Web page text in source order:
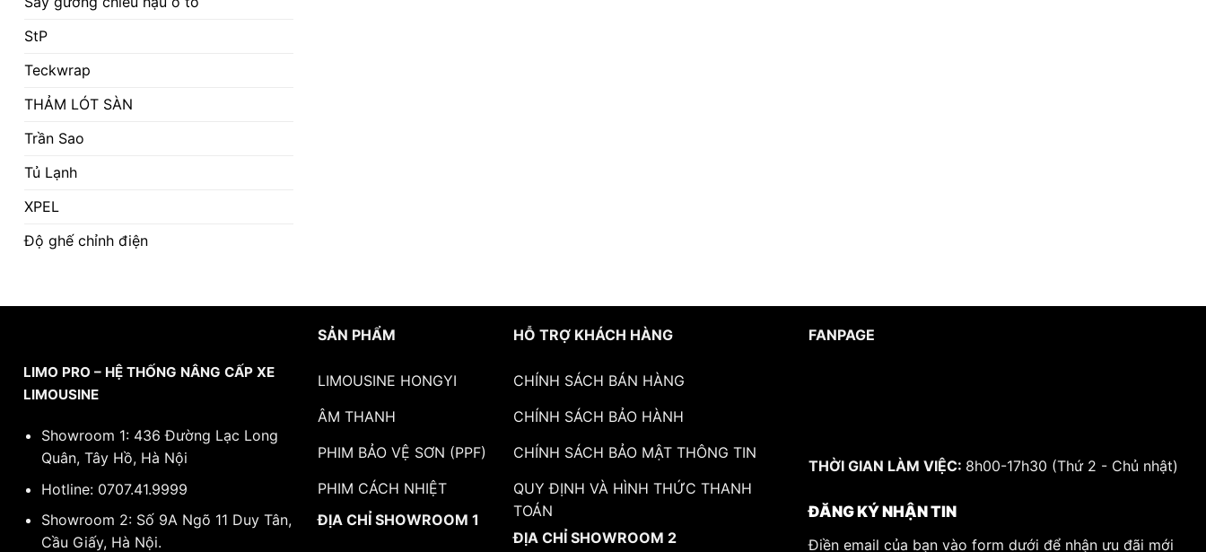
StP
Teckwrap
THẢM LÓT SÀN
Trần Sao
Tủ Lạnh
XPEL
Độ ghế chỉnh điện
LIMO PRO – HỆ THỐNG NÂNG CẤP XE
LIMOUSINE
Showroom 1: 436 Đường Lạc Long
Quân, Tây Hồ, Hà Nội
Hotline: 0707.41.9999
Showroom 2: Số 9A Ngõ 11 Duy Tân,
Cầu Giấy, Hà Nội.
SẢN PHẨM
LIMOUSINE HONGYI
ÂM THANH
PHIM BẢO VỆ SƠN (PPF)
PHIM CÁCH NHIỆT
ĐỊA CHỈ SHOWROOM 1
HỖ TRỢ KHÁCH HÀNG
CHÍNH SÁCH BÁN HÀNG
CHÍNH SÁCH BẢO HÀNH
CHÍNH SÁCH BẢO MẬT THÔNG TIN
QUY ĐỊNH VÀ HÌNH THỨC THANH
TOÁN
ĐỊA CHỈ SHOWROOM 2
FANPAGE
THỜI GIAN LÀM VIỆC: 8h00-17h30 (Thứ 2 - Chủ nhật)
ĐĂNG KÝ NHẬN TIN
Điền email của bạn vào form dưới để nhận ưu đãi mới